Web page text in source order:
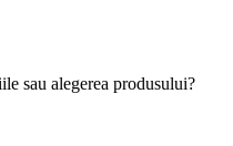
sau alegerea produsului?